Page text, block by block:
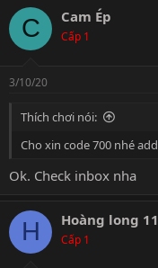
c
t
i
o
s
C Cam Ép
Cấp 1
3/10/20
Thích chơi nói:
Cho xin code 700 nhé add
Ok. Check inbox nha
H Hoàng long 11
Cấp 1